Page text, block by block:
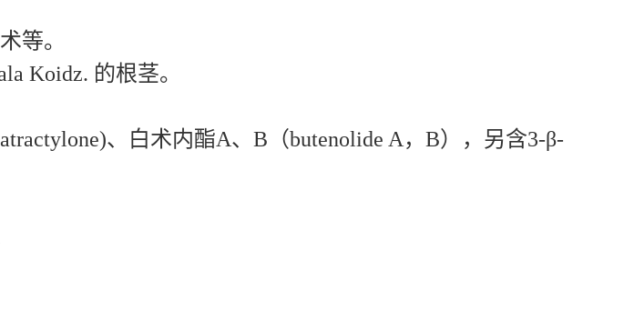
等。
Koidz. 的根茎。
、白术内酯A、B（butenolide A，B），另含3-β-